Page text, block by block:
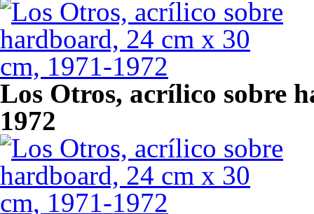
Los Otros, acrílico sobre
1972